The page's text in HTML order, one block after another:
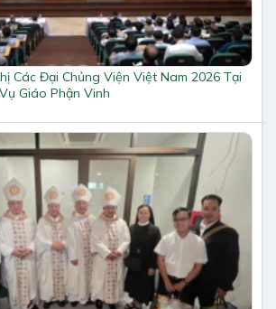
Các Đại Chủng Viện Việt Nam 2026 Tại
Giáo Phận Vinh